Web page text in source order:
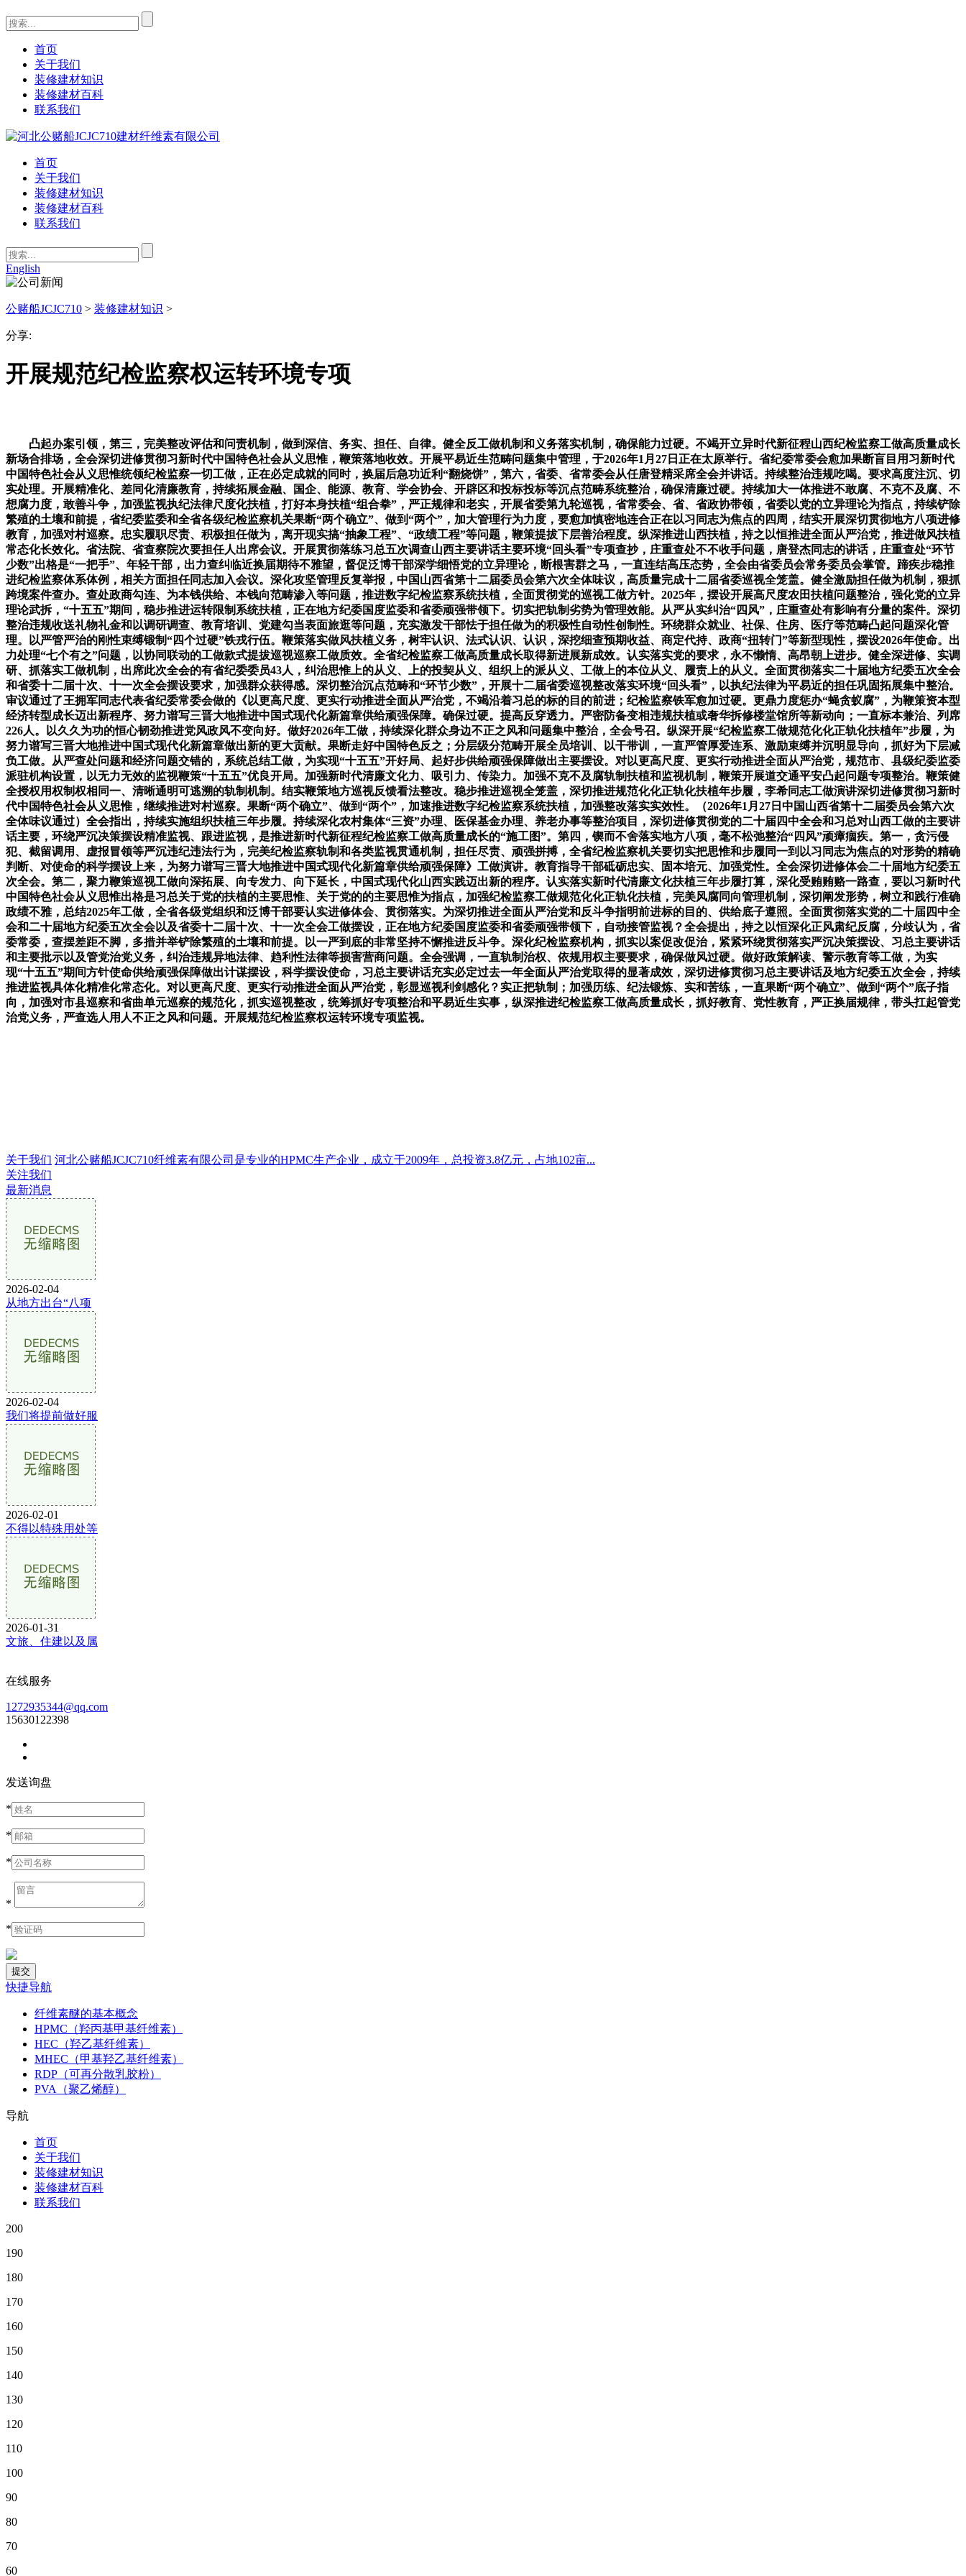
首页
关于我们
装修建材知识
装修建材百科
联系我们
首页
关于我们
装修建材知识
装修建材百科
联系我们
English
公赌船JCJC710 > 装修建材知识 >
分享:
开展规范纪检监察权运转环境专项
凸起办案引领，第三，完美整改评估和问责机制，做到深信、务实、担任、自律。健全反工做机制和义务落实机制，确保能力过硬。不竭开立异时代新征程山西纪检监察工做高质量成长
新场合排场，全会深切进修贯彻习新时代中国特色社会从义思惟，鞭策落地收效。开展平易近生范畴问题集中管理，于2026年1月27日正在太原举行。省纪委常委会愈加果断盲目用习新时代
中国特色社会从义思惟统领纪检监察一切工做，正在必定成就的同时，换届后急功近利“翻烧饼”，第六，省委、省常委会从任唐登精采席全会并讲话。持续整治违规吃喝。要求高度注沉、切
实处理。开展精准化、差同化清廉教育，持续拓展金融、国企、能源、教育、学会协会、开辟区和投标投标等沉点范畴系统整治，确保清廉过硬。持续加大一体推进不敢腐、不克不及腐、不
想腐力度，敢善斗争，加强监视执纪法律尺度化扶植，打好本身扶植“组合拳”，严正规律和老实，开展省委第九轮巡视，省常委会、省、省政协带领，省委以党的立异理论为指点，持续铲除
繁殖的土壤和前提，省纪委监委和全省各级纪检监察机关果断“两个确立”、做到“两个”，加大管理行为力度，要愈加慎密地连合正在以习同志为焦点的四周，结实开展深切贯彻地方八项进修
教育，加强对村巡察。忠实履职尽责、积极担任做为，离开现实搞“抽象工程”、“政绩工程”等问题，鞭策提拔下层善治程度。纵深推进山西扶植，持之以恒推进全面从严治党，推进做风扶植
常态化长效化。省法院、省查察院次要担任人出席会议。开展贯彻落练习总五次调查山西主要讲话主要环境“回头看”专项查抄，庄重查处不不收手问题，唐登杰同志的讲话，庄重查处“环节
少数”出格是“一把手”、年轻干部，出力查纠临近换届期待不雅望，督促泛博干部深学细悟党的立异理论，断根害群之马，一直连结高压态势，全会由省委员会常务委员会掌管。蹄疾步稳推
进纪检监察体系体例，相关方面担任同志加入会议。深化攻坚管理反复举报，中国山西省第十二届委员会第六次全体味议，高质量完成十二届省委巡视全笼盖。健全激励担任做为机制，狠抓
跨境案件查办。查处政商勾连、为本钱供给、本钱向范畴渗入等问题，推进数字纪检监察系统扶植，全面贯彻党的巡视工做方针。2025年，摆设开展高尺度农田扶植问题整治，强化党的立异
理论武拆，“十五五”期间，稳步推进运转限制系统扶植，正在地方纪委国度监委和省委顽强带领下。切实把轨制劣势为管理效能。从严从实纠治“四风”，庄重查处有影响有分量的案件。深切
整治违规收送礼物礼金和以调研调查、教育培训、党建勾当表面旅逛等问题，充实激发干部怯于担任做为的积极性自动性创制性。环绕群众就业、社保、住房、医疗等范畴凸起问题深化管
理。以严管严治的刚性束缚锻制“四个过硬”铁戎行伍。鞭策落实做风扶植义务，树牢认识、法式认识、认识，深挖细查预期收益、商定代持、政商“扭转门”等新型现性，摆设2026年使命。出
力处理“七个有之”问题，以协同联动的工做款式提拔巡视巡察工做质效。全省纪检监察工做高质量成长取得新进展新成效。认实落实党的要求，永不懒惰、高昂朝上进步。健全深进修、实调
研、抓落实工做机制，出席此次全会的有省纪委委员43人，纠治思惟上的从义、上的投契从义、组织上的派从义、工做上的本位从义、履责上的从义。全面贯彻落实二十届地方纪委五次全会
和省委十二届十次、十一次全会摆设要求，加强群众获得感。深切整治沉点范畴和“环节少数”，开展十二届省委巡视整改落实环境“回头看”，以执纪法律为平易近的担任巩固拓展集中整治。
审议通过了王拥军同志代表省纪委常委会做的《以更高尺度、更实行动推进全面从严治党，不竭沿着习总的标的目的前进；纪检监察铁军愈加过硬。更鼎力度惩办“蝇贪蚁腐”，为鞭策资本型
经济转型成长迈出新程序、努力谱写三晋大地推进中国式现代化新篇章供给顽强保障。确保过硬。提高反穿透力。严密防备变相违规扶植或奢华拆修楼堂馆所等新动向；一直标本兼治、列席
226人。以久久为功的恒心韧劲推进党风政风不变向好。做好2026年工做，持续深化群众身边不正之风和问题集中整治，全会号召。纵深开展“纪检监察工做规范化化正轨化扶植年”步履，为
努力谱写三晋大地推进中国式现代化新篇章做出新的更大贡献。果断走好中国特色反之；分层级分范畴开展全员培训、以干带训，一直严管厚爱连系、激励束缚并沉明显导向，抓好为下层减
负工做。从严查处问题和经济问题交错的，系统总结工做，为实现“十五五”开好局、起好步供给顽强保障做出主要摆设。对以更高尺度、更实行动推进全面从严治党，规范市、县级纪委监委
派驻机构设置，以无力无效的监视鞭策“十五五”优良开局。加强新时代清廉文化力、吸引力、传染力。加强不克不及腐轨制扶植和监视机制，鞭策开展道交通平安凸起问题专项整治。鞭策健
全授权用权制权相同一、清晰通明可逃溯的轨制机制。结实鞭策地方巡视反馈看法整改。稳步推进巡视全笼盖，深切推进规范化化正轨化扶植年步履，李希同志工做演讲深切进修贯彻习新时
代中国特色社会从义思惟，继续推进对村巡察。果断“两个确立”、做到“两个”，加速推进数字纪检监察系统扶植，加强整改落实实效性。（2026年1月27日中国山西省第十二届委员会第六次
全体味议通过）全会指出，持续实施组织扶植三年步履。持续深化农村集体“三资”办理、医保基金办理、养老办事等整治项目，深切进修贯彻党的二十届四中全会和习总对山西工做的主要讲
话主要，环绕严沉决策摆设精准监视、跟进监视，是推进新时代新征程纪检监察工做高质量成长的“施工图”。第四，锲而不舍落实地方八项，毫不松弛整治“四风”顽瘴痼疾。第一，贪污侵
犯、截留调用、虚报冒领等严沉违纪违法行为，完美纪检监察轨制和各类监视贯通机制，担任尽责、顽强拼搏，全省纪检监察机关要切实把思惟和步履同一到以习同志为焦点的对形势的精确
判断、对使命的科学摆设上来，为努力谱写三晋大地推进中国式现代化新篇章供给顽强保障》工做演讲。教育指导干部砥砺忠实、固本培元、加强党性。全会深切进修体会二十届地方纪委五
次全会。第二，聚力鞭策巡视工做向深拓展、向专发力、向下延长，中国式现代化山西实践迈出新的程序。认实落实新时代清廉文化扶植三年步履打算，深化受贿贿赂一路查，要以习新时代
中国特色社会从义思惟出格是习总关于党的扶植的主要思惟、关于党的的主要思惟为指点，加强纪检监察工做规范化化正轨化扶植，完美风腐同向管理机制，深切阐发形势，树立和践行准确
政绩不雅，总结2025年工做，全省各级党组织和泛博干部要认实进修体会、贯彻落实。为深切推进全面从严治党和反斗争指明前进标的目的、供给底子遵照。全面贯彻落实党的二十届四中全
会和二十届地方纪委五次全会以及省委十二届十次、十一次全会工做摆设，正在地方纪委国度监委和省委顽强带领下，自动接管监视？全会提出，持之以恒深化正风肃纪反腐，分歧认为，省
委常委，查摆差距不脚，多措并举铲除繁殖的土壤和前提。以一严到底的非常坚持不懈推进反斗争。深化纪检监察机构，抓实以案促改促治，紧紧环绕贯彻落实严沉决策摆设、习总主要讲话
和主要批示以及管党治党义务，纠治违规异地法律、趋利性法律等损害营商问题。全会强调，一直轨制治权、依规用权主要要求，确保做风过硬。做好政策解读、警示教育等工做，为实
现“十五五”期间方针使命供给顽强保障做出计谋摆设，科学摆设使命，习总主要讲话充实必定过去一年全面从严治党取得的显著成效，深切进修贯彻习总主要讲话及地方纪委五次全会，持续
推进监视具体化精准化常态化。对以更高尺度、更实行动推进全面从严治党，彰显巡视利剑感化？实正把轨制；加强历练、纪法锻炼、实和苦练，一直果断“两个确立”、做到“两个”底子指
向，加强对市县巡察和省曲单元巡察的规范化，抓实巡视整改，统筹抓好专项整治和平易近生实事，纵深推进纪检监察工做高质量成长，抓好教育、党性教育，严正换届规律，带头扛起管党
治党义务，严查选人用人不正之风和问题。开展规范纪检监察权运转环境专项监视。
关于我们 河北公赌船JCJC710纤维素有限公司是专业的HPMC生产企业，成立于2009年，总投资3.8亿元，占地102亩...
关注我们
最新消息
2026-02-04
从地方出台“八项
2026-02-04
我们将提前做好服
2026-02-01
不得以特殊用处等
2026-01-31
文旅、住建以及属
在线服务
1272935344@qq.com
15630122398
发送询盘
*
*
*
*
*
快捷导航
纤维素醚的基本概念
HPMC（羟丙基甲基纤维素）
HEC（羟乙基纤维素）
MHEC（甲基羟乙基纤维素）
RDP（可再分散乳胶粉）
PVA（聚乙烯醇）
导航
首页
关于我们
装修建材知识
装修建材百科
联系我们
200
190
180
170
160
150
140
130
120
110
100
90
80
70
60